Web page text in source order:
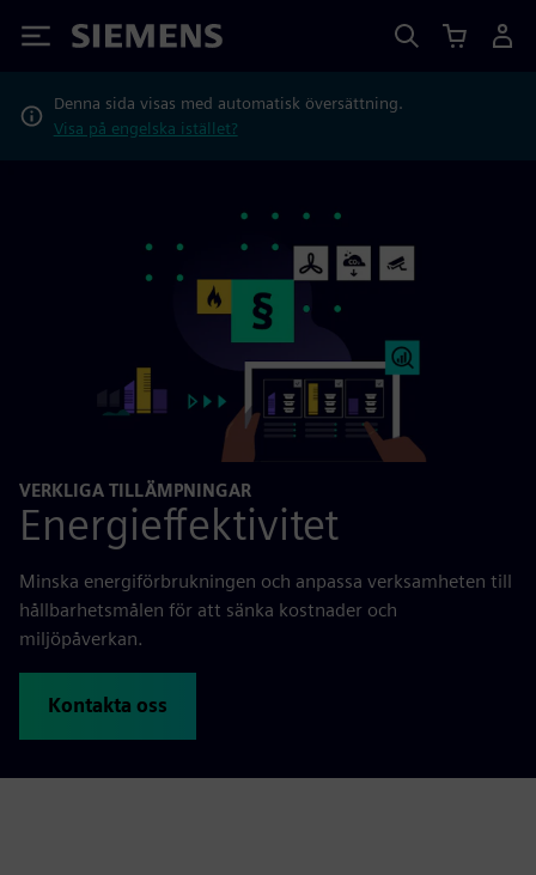
Siemens
Denna sida visas med automatisk översättning.
Visa på engelska istället?
VERKLIGA TILLÄMPNINGAR
Energieffektivitet
Minska energiförbrukningen och anpassa verksamheten till
hållbarhetsmålen för att sänka kostnader och
miljöpåverkan.
Kontakta oss